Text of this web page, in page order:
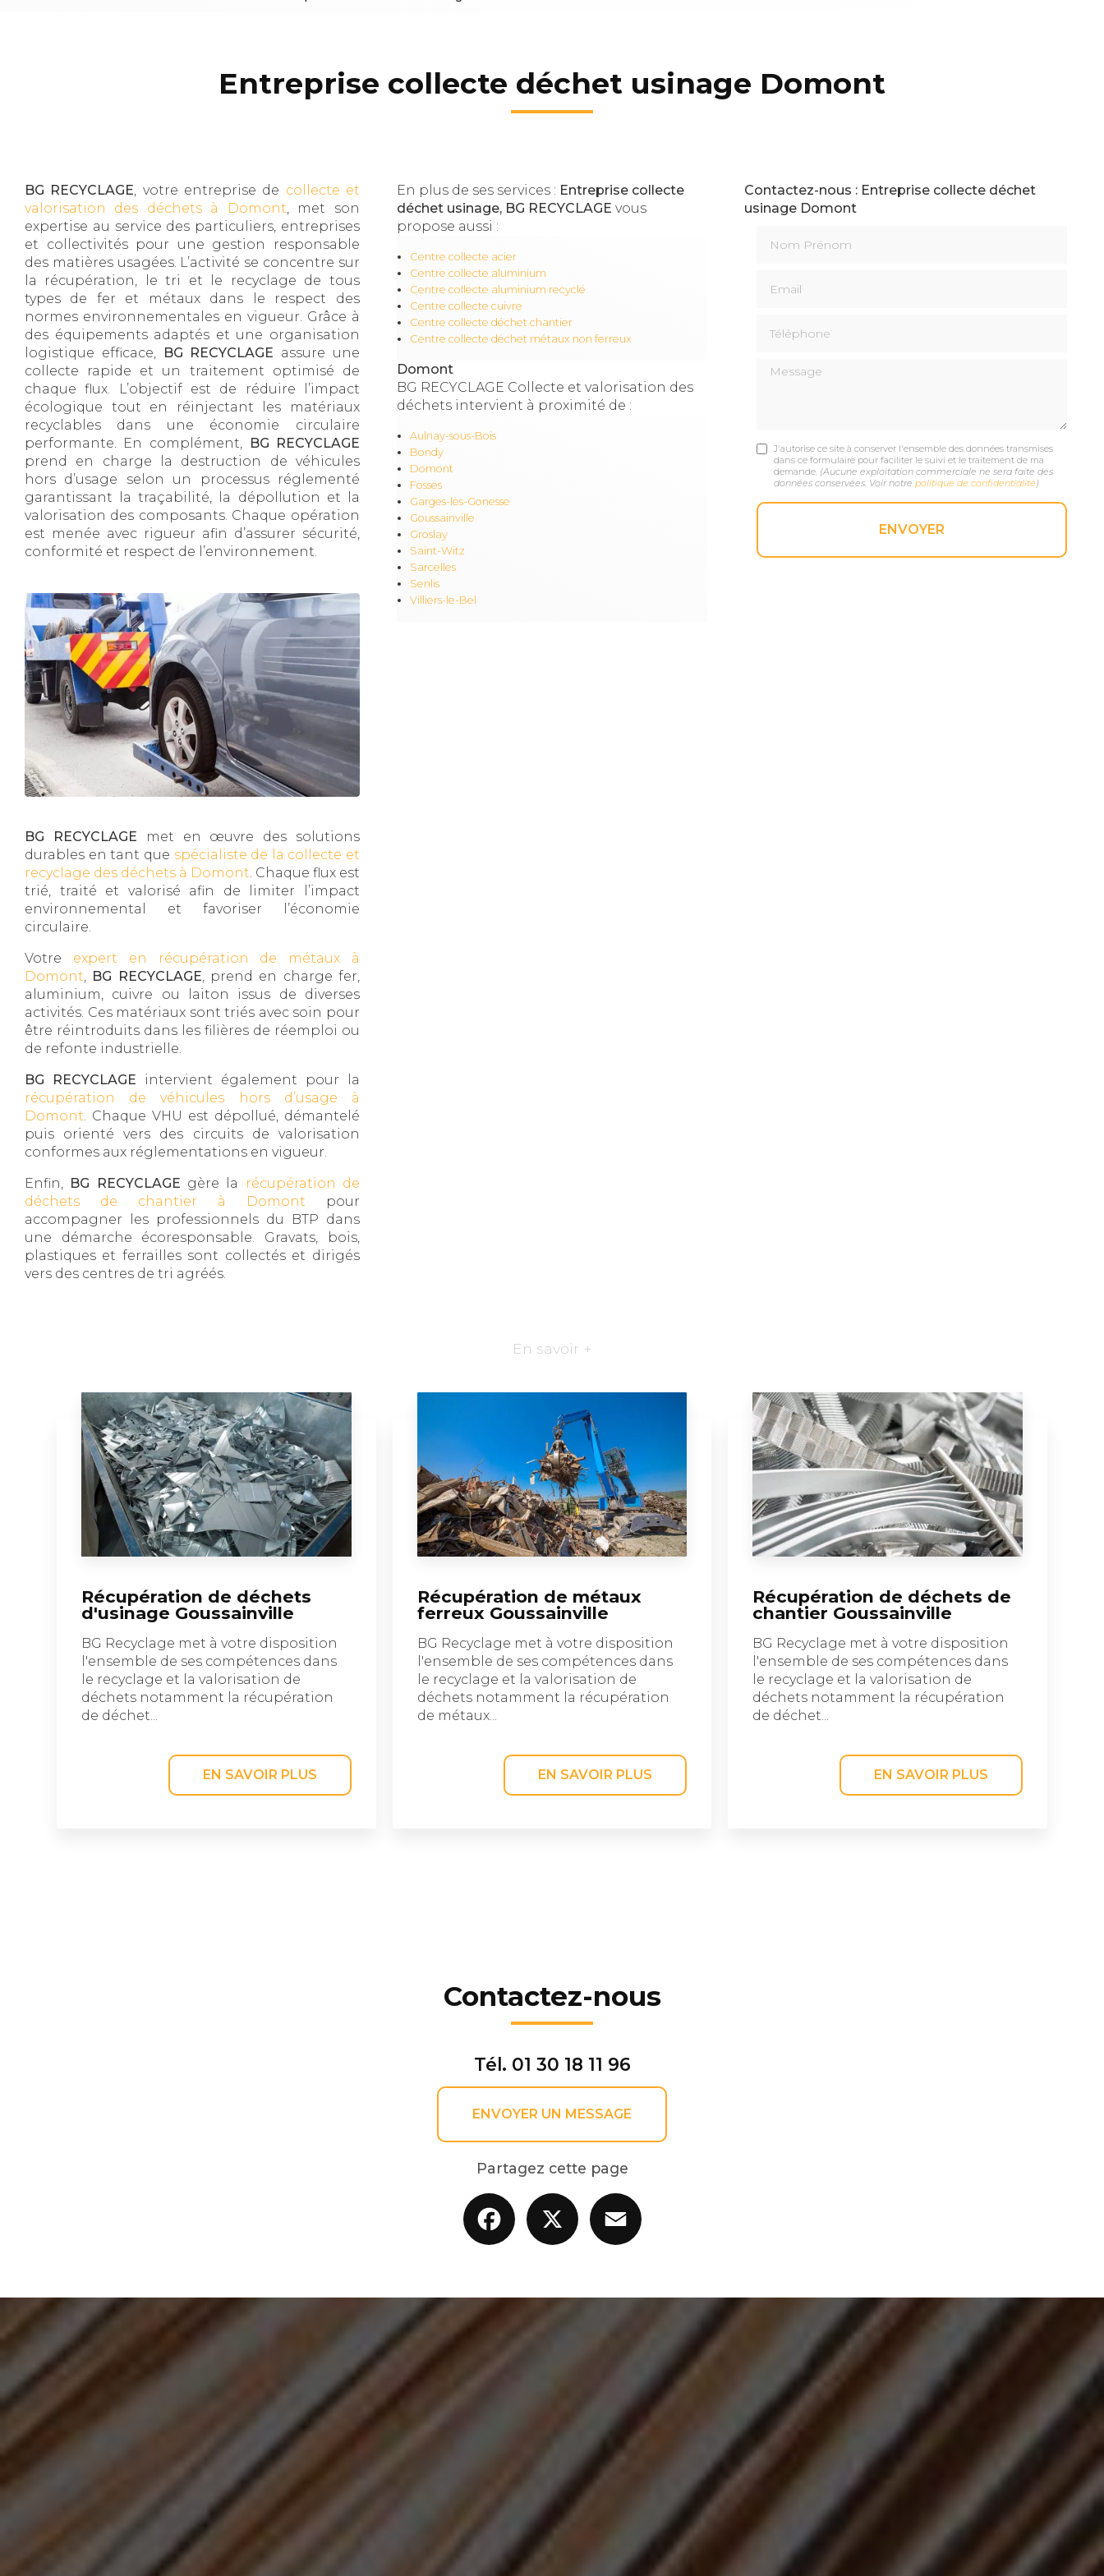
Entreprise collecte déchet usinage Domont
BG RECYCLAGE, votre entreprise de collecte et
valorisation des déchets à Domont, met son
expertise au service des particuliers, entreprises
et collectivités pour une gestion responsable
des matières usagées. L’activité se concentre sur
la récupération, le tri et le recyclage de tous
types de fer et métaux dans le respect des
normes environnementales en vigueur. Grâce à
des équipements adaptés et une organisation
logistique efficace,
BG RECYCLAGE assure une
collecte rapide et un traitement optimisé de
chaque flux. L’objectif est de réduire l’impact
écologique tout en réinjectant les matériaux
recyclables dans une économie circulaire
performante. En complément,
BG RECYCLAGE
prend en charge la destruction de véhicules
hors d’usage selon un processus réglementé
garantissant la traçabilité, la dépollution et la
valorisation des composants. Chaque opération
est menée avec rigueur afin d’assurer sécurité,
conformité et respect de l’environnement.
BG RECYCLAGE met en œuvre des solutions
durables en tant que spécialiste de la collecte et
recyclage des déchets à Domont. Chaque flux est
trié, traité et valorisé afin de limiter l’impact
environnemental et favoriser l’économie
circulaire.
Votre expert en récupération de métaux à
Domont, BG RECYCLAGE, prend en charge fer,
aluminium, cuivre ou laiton issus de diverses
activités. Ces matériaux sont triés avec soin pour
être réintroduits dans les filières de réemploi ou
de refonte industrielle.
BG RECYCLAGE intervient également pour la
récupération de véhicules hors d’usage à
Domont. Chaque VHU est dépollué, démantelé
puis orienté vers des circuits de valorisation
conformes aux réglementations en vigueur.
Enfin, BG RECYCLAGE gère la
récupération de
déchets de chantier à Domont pour
accompagner les professionnels du BTP dans
une démarche écoresponsable. Gravats, bois,
plastiques et ferrailles sont collectés et dirigés
vers des centres de tri agréés.
En plus de ses services : Entreprise collecte
déchet usinage, BG RECYCLAGE vous
propose aussi :
Centre collecte acier
Centre collecte aluminium
Centre collecte aluminium recyclé
Centre collecte cuivre
Centre collecte déchet chantier
Centre collecte déchet métaux non ferreux
Domont
BG RECYCLAGE Collecte et valorisation des
déchets intervient à proximité de :
Aulnay-sous-Bois
Bondy
Domont
Fosses
Garges-lès-Gonesse
Goussainville
Groslay
Saint-Witz
Sarcelles
Senlis
Villiers-le-Bel
Contactez-nous : Entreprise collecte déchet
usinage Domont
Message
J'autorise ce site à conserver l'ensemble des données transmises
dans ce formulaire pour faciliter le suivi et le traitement de ma
demande. (Aucune exploitation commerciale ne sera faite des
données conservées. Voir notre politique de confidentialité )
En savoir +
Récupération de déchets
d'usinage Goussainville
BG Recyclage met à votre disposition
l'ensemble de ses compétences dans
le recyclage et la valorisation de
déchets notamment la récupération
de déchet...
EN SAVOIR PLUS
Récupération de métaux
ferreux Goussainville
BG Recyclage met à votre disposition
l'ensemble de ses compétences dans
le recyclage et la valorisation de
déchets notamment la récupération
de métaux...
EN SAVOIR PLUS
Récupération de déchets de
chantier Goussainville
BG Recyclage met à votre disposition
l'ensemble de ses compétences dans
le recyclage et la valorisation de
déchets notamment la récupération
de déchet...
EN SAVOIR PLUS
Contactez-nous
Tél. 01 30 18 11 96
ENVOYER UN MESSAGE
Partagez cette page
Facebook